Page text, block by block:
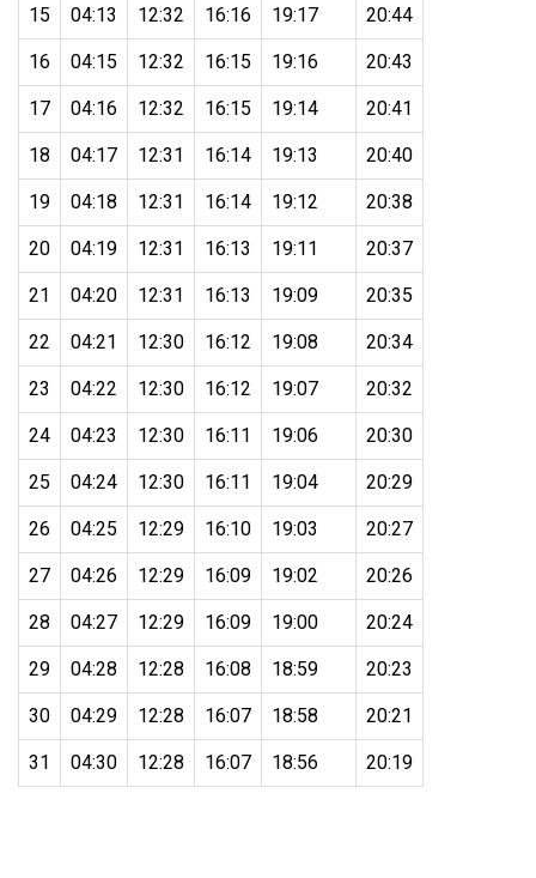
15 04:13 12:32 16:16 19:17 20:44
16 04:15 12:32 16:15 19:16 20:43
17 04:16 12:32 16:15 19:14 20:41
18 04:17 12:31 16:14 19:13 20:40
19 04:18 12:31 16:14 19:12 20:38
20 04:19 12:31 16:13 19:11 20:37
21 04:20 12:31 16:13 19:09 20:35
22 04:21 12:30 16:12 19:08 20:34
23 04:22 12:30 16:12 19:07 20:32
24 04:23 12:30 16:11 19:06 20:30
25 04:24 12:30 16:11 19:04 20:29
26 04:25 12:29 16:10 19:03 20:27
27 04:26 12:29 16:09 19:02 20:26
28 04:27 12:29 16:09 19:00 20:24
29 04:28 12:28 16:08 18:59 20:23
30 04:29 12:28 16:07 18:58 20:21
31 04:30 12:28 16:07 18:56 20:19